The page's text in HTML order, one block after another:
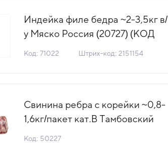
Индейка филе бедра ~2-3,5кг в/
у Мяско Россия (20727) (КОД
Код: 71022 Штрих-код: 2151154
Свинина ребра с корейки ~0,8-
1,6кг/пакет кат.В Тамбовский
Код: 50227